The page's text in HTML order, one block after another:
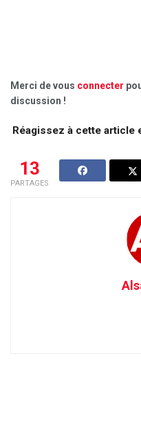
Merci de vous connecter
discussion !
Réagissez à cette article
13
PARTAGES